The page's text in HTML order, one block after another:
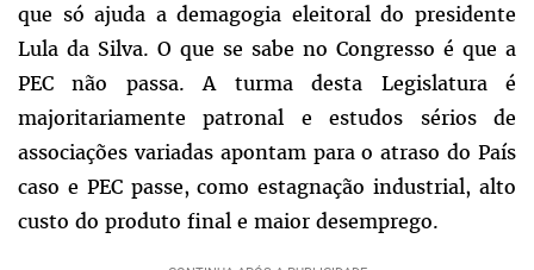
que só ajuda a demagogia eleitoral do presidente
Lula da Silva. O que se sabe no Congresso é que a
PEC não passa. A turma desta Legislatura é
majoritariamente patronal e estudos sérios de
associações variadas apontam para o atraso do País
caso e PEC passe, como estagnação industrial, alto
custo do produto final e maior desemprego.